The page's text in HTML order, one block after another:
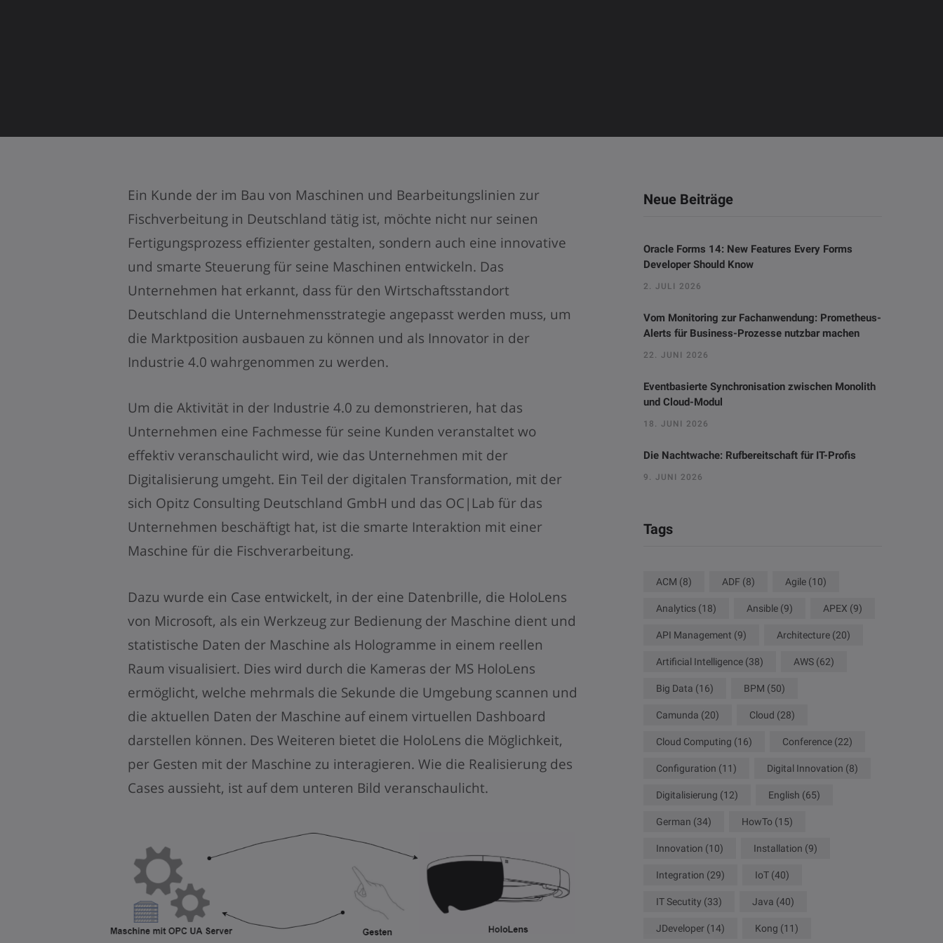
Ein Kunde der im Bau von Maschinen und Bearbeitungslinien zur
Fischverbeitung in Deutschland tätig ist, möchte nicht nur seinen
Fertigungsprozess effizienter gestalten, sondern auch eine innovative
und smarte Steuerung für seine Maschinen entwickeln. Das
Unternehmen hat erkannt, dass für den Wirtschaftsstandort
Deutschland die Unternehmensstrategie angepasst werden muss, um
die Marktposition ausbauen zu können und als Innovator in der
Industrie 4.0 wahrgenommen zu werden.
Um die Aktivität in der Industrie 4.0 zu demonstrieren, hat das
Unternehmen eine Fachmesse für seine Kunden veranstaltet wo
effektiv veranschaulicht wird, wie das Unternehmen mit der
Digitalisierung umgeht. Ein Teil der digitalen Transformation, mit der
sich Opitz Consulting Deutschland GmbH und das OC|Lab für das
Unternehmen beschäftigt hat, ist die smarte Interaktion mit einer
Maschine für die Fischverarbeitung.
Dazu wurde ein Case entwickelt, in der eine Datenbrille, die HoloLens
von Microsoft, als ein Werkzeug zur Bedienung der Maschine dient und
statistische Daten der Maschine als Hologramme in einem reellen
Raum visualisiert. Dies wird durch die Kameras der MS HoloLens
ermöglicht, welche mehrmals die Sekunde die Umgebung scannen und
die aktuellen Daten der Maschine auf einem virtuellen Dashboard
darstellen können. Des Weiteren bietet die HoloLens die Möglichkeit,
per Gesten mit der Maschine zu interagieren. Wie die Realisierung des
Cases aussieht, ist auf dem unteren Bild veranschaulicht.
Neue Beiträge
Oracle Forms 14: New Features Every Forms
Developer Should Know
2. JULI 2026
Vom Monitoring zur Fachanwendung: Prometheus-
Alerts für Business-Prozesse nutzbar machen
22. JUNI 2026
Eventbasierte Synchronisation zwischen Monolith
und Cloud-Modul
18. JUNI 2026
Die Nachtwache: Rufbereitschaft für IT-Profis
9. JUNI 2026
Tags
ACM (8) ADF (8) Agile (10)
Analytics (18) Ansible (9) APEX (9)
API Management (9) Architecture (20)
Artificial Intelligence (38) AWS (62)
Big Data (16) BPM (50)
Camunda (20) Cloud (28)
Cloud Computing (16) Conference (22)
Configuration (11) Digital Innovation (8)
Digitalisierung (12) English (65)
German (34) HowTo (15)
Innovation (10) Installation (9)
Integration (29) IoT (40)
IT Secutity (33) Java (40)
JDeveloper (14) Kong (11)